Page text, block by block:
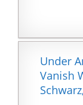
Under
Vanish